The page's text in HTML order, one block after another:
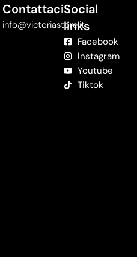
Contattaci
info@victoriastore.it
Social
links
Facebook
Instagram
Youtube
Tiktok